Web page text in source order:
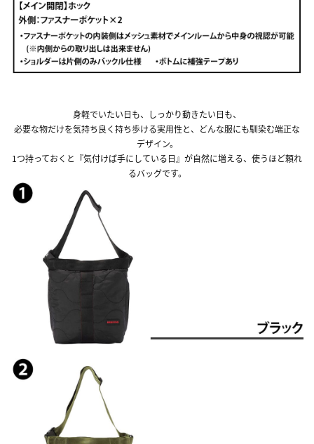
身軽でいたい日も、しっかり動きたい日も、
必要な物だけを気持ち良く持ち歩ける実用性と、どんな服にも馴染む端正な
デザイン。
1つ持っておくと『気付けば手にしている日』が自然に増える、使うほど頼れ
るバッグです。